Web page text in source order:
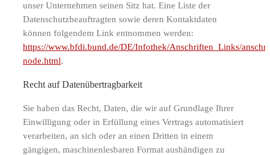
unser Unternehmen seinen Sitz hat. Eine Liste der
Datenschutzbeauftragten sowie deren Kontaktdaten
können folgendem Link entnommen werden:
https://www.bfdi.bund.de/DE/Infothek/Anschriften_Links/
node.html.
Recht auf Datenübertragbarkeit
Sie haben das Recht, Daten, die wir auf Grundlage Ihrer
Einwilligung oder in Erfüllung eines Vertrags automatisiert
verarbeiten, an sich oder an einen Dritten in einem
gängigen, maschinenlesbaren Format aushändigen zu